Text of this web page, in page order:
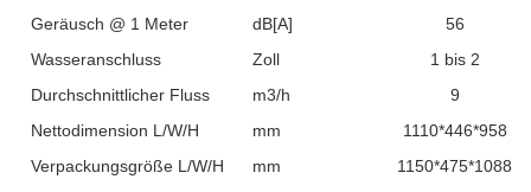
Geräusch @ 1 Meter
dB[A]
56
Wasseranschluss
Zoll
1 bis 2
Durchschnittlicher Fluss
m3/h
9
Nettodimension L/W/H
mm
1110*446*958
Verpackungsgröße L/W/H
mm
1150*475*1088